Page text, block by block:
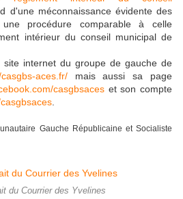
d'une méconnaissance évidente des
procédure comparable à celle
intérieur du conseil municipal de
internet du groupe de gauche de
aces.fr/mais aussi sa page
casgbsaces et son compte
Gauche Républicaine et Socialiste
du Courrier des Yvelines